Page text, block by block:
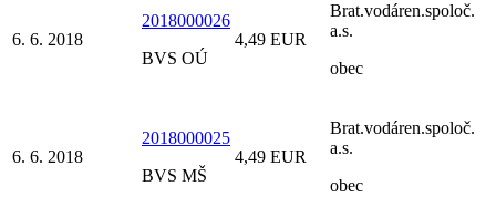
6. 6. 2018
2018000026
BVS OÚ
4,49 EUR
Brat.vodáren.spoloč.
a.s.
obec
6. 6. 2018
2018000025
BVS MŠ
4,49 EUR
Brat.vodáren.spoloč.
a.s.
obec